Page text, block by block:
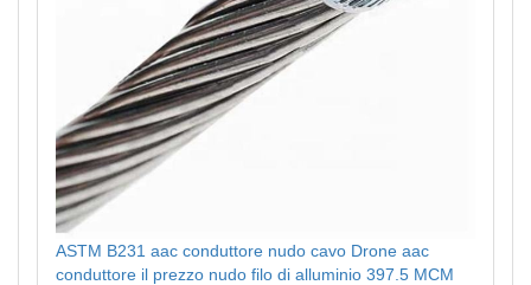
ASTM B231 aac conduttore nudo cavo Drone aac
conduttore il prezzo nudo filo di alluminio 397.5 MCM